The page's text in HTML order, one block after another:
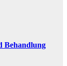
Behandlung